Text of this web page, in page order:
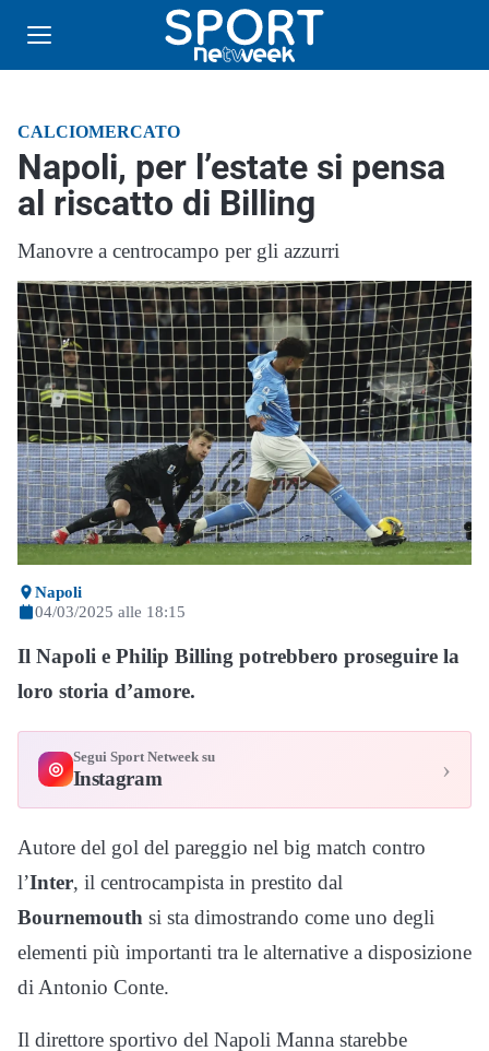
CALCIOMERCATO
Napoli, per l’estate si pensa
al riscatto di Billing
Manovre a centrocampo per gli azzurri
Napoli
04/03/2025 alle 18:15
Il Napoli e Philip Billing potrebbero proseguire la
loro storia d’amore.
◎
Segui Sport Netweek su
Instagram ›
Autore del gol del pareggio nel big match contro
l’Inter, il centrocampista in prestito dal
Bournemouth si sta dimostrando come uno degli
elementi più importanti tra le alternative a disposizione
di Antonio Conte.
Il direttore sportivo del Napoli Manna starebbe